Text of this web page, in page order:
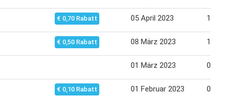
€ 0,70 Rabatt 05 April 2023 12
€ 0,50 Rabatt 08 März 2023 15
01 März 2023 08
€ 0,10 Rabatt 01 Februar 2023 08